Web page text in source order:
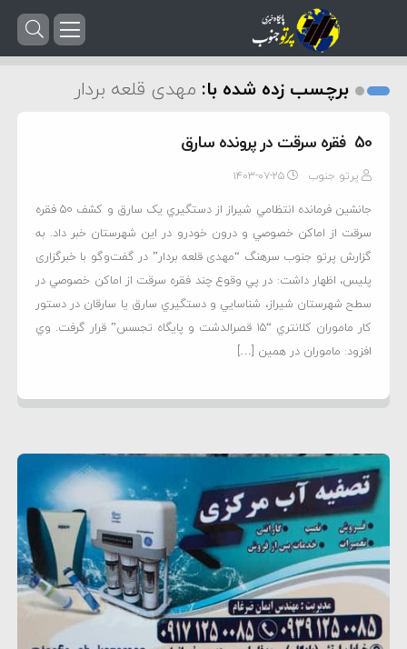
برچسب زده شده با: مهدی قلعه بردار
50 فقره سرقت در پرونده سارق
پرتو جنوب ۱۴۰۳-۰۷-۲۵
جانشین فرمانده انتظامي شيراز از دستگيري یک سارق و كشف 50 فقره
سرقت از اماكن خصوصي و درون خودرو در اين شهرستان خبر داد. به
گزارش پرتو جنوب سرهنگ “مهدی قلعه بردار” در گفت‌وگو با خبرگزاری
پلیس، اظهار داشت: در پي وقوع چند فقره سرقت از اماکن خصوصي در
سطح شهرستان شيراز، شناسايي و دستگيري سارق يا سارقان در دستور
كار ماموران کلانتري “15 قصرالدشت و پايگاه تجسس” قرار گرفت. وي
افزود: ماموران در همين […]